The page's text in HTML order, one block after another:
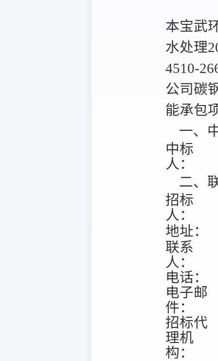
本宝武
水处理
4510-
公司碳
能承包
一、
中标
人：
二、
招标
人：
地址：
联系
人：
电话：
电子邮
件：
招标代
理机
构：